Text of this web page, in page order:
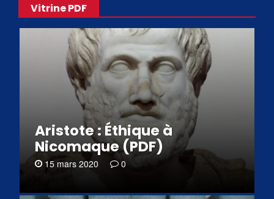
Vitrine PDF
Aristote : Éthique à
Nicomaque (PDF)
15 mars 2020 0